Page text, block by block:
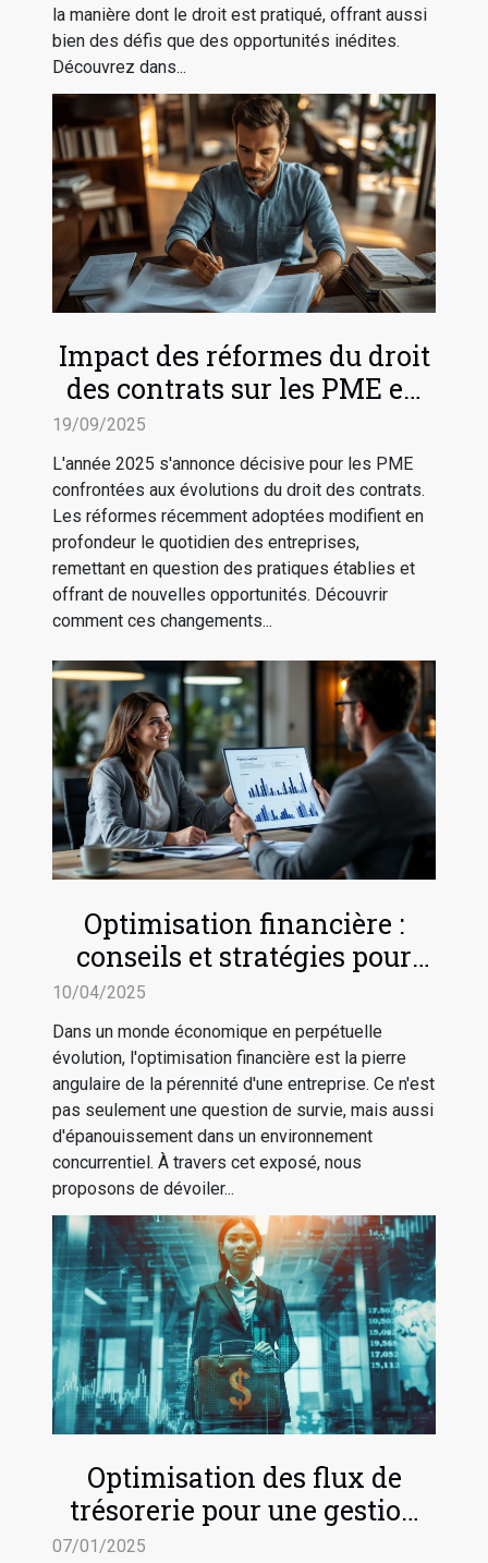
la manière dont le droit est pratiqué, offrant aussi
bien des défis que des opportunités inédites.
Découvrez dans...
Impact des réformes du droit
des contrats sur les PME en
19/09/2025
L'année 2025 s'annonce décisive pour les PME
confrontées aux évolutions du droit des contrats.
Les réformes récemment adoptées modifient en
profondeur le quotidien des entreprises,
remettant en question des pratiques établies et
offrant de nouvelles opportunités. Découvrir
comment ces changements...
Optimisation financière :
conseils et stratégies pour
sécuriser l'avenir de votre
entreprise
10/04/2025
Dans un monde économique en perpétuelle
évolution, l'optimisation financière est la pierre
angulaire de la pérennité d'une entreprise. Ce n'est
pas seulement une question de survie, mais aussi
d'épanouissement dans un environnement
concurrentiel. À travers cet exposé, nous
proposons de dévoiler...
Optimisation des flux de
trésorerie pour une gestion
d'entreprise efficace
07/01/2025